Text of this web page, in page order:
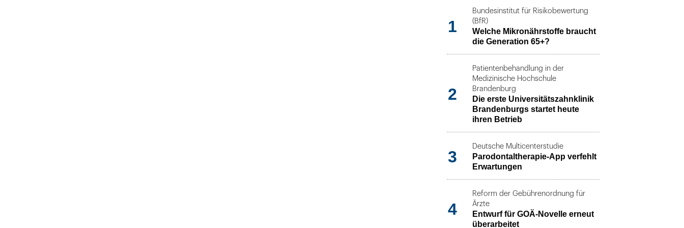
1
Bundesinstitut für Risikobewertung
(BfR)
Welche Mikronährstoffe braucht
die Generation 65+?
2
Patientenbehandlung in der
Medizinische Hochschule
Brandenburg
Die erste Universitätszahnklinik
Brandenburgs startet heute
ihren Betrieb
3
Deutsche Multicenterstudie
Parodontaltherapie-App verfehlt
Erwartungen
4
Reform der Gebührenordnung für
Ärzte
Entwurf für GOÄ-Novelle erneut
überarbeitet